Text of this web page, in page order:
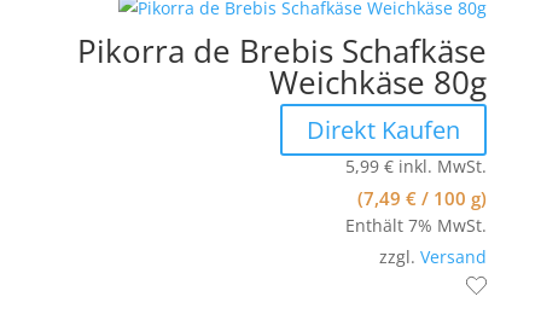
Pikorra de Brebis Schafkäse
Weichkäse 80g
Direkt Kaufen
5,99€ inkl. MwSt.
(7,49€ / 100 g)
Enthält 7% MwSt.
zzgl.Versand